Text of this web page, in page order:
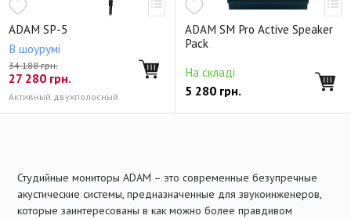
ADAM SP-5
В шоурумі
34 188 грн.
27 280 грн.
Активный двухполосный
ADAM SM Pro Active Speaker
Pack
На складі
5 280 грн.
Студийные мониторы ADAM – это современные безупречные
акустические системы, предназначенные для звукоинженеров,
которые заинтересованы в как можно более правдивом